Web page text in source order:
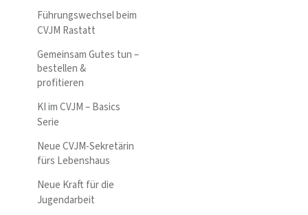
Führungswechsel beim
CVJM Rastatt
Gemeinsam Gutes tun –
bestellen &
profitieren
KI im CVJM – Basics
Serie
Neue CVJM-Sekretärin
fürs Lebenshaus
Neue Kraft für die
Jugendarbeit